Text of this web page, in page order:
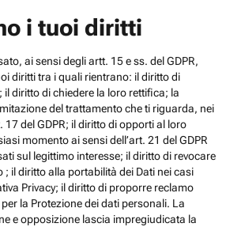
i tuoi diritti
ai sensi degli artt. 15 e ss. del GDPR,
diritti tra i quali rientrano: il diritto di
il diritto di chiedere la loro rettifica; la
del trattamento che ti riguarda, nei
17 del GDPR; il diritto di opporti al loro
momento ai sensi dell’art. 21 del GDPR
sul legittimo interesse; il diritto di revocare
; il diritto alla portabilità dei Dati nei casi
Privacy; il diritto di proporre reclamo
la Protezione dei dati personali. La
e opposizione lascia impregiudicata la